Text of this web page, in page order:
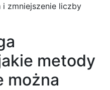
zmniejszenie liczby
metody
można